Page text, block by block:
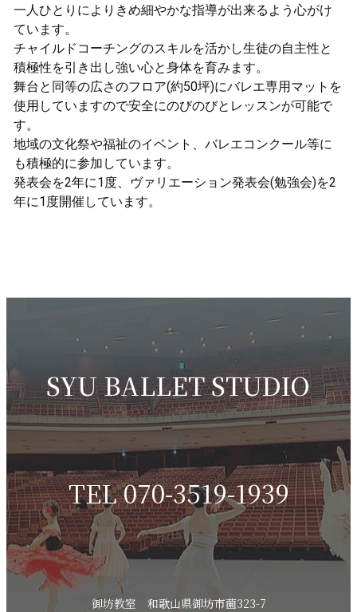
一人ひとりによりきめ細やかな指導が出来るよう心がけ
ています。
チャイルドコーチングのスキルを活かし生徒の自主性と
積極性を引き出し強い心と身体を育みます。
舞台と同等の広さのフロア(約50坪)にバレエ専用マットを
使用していますので安全にのびのびとレッスンが可能で
す。
地域の文化祭や福祉のイベント、バレエコンクール等に
も積極的に参加しています。
発表会を2年に1度、ヴァリエーション発表会(勉強会)を2
年に1度開催しています。
SYU BALLET STUDIO
TEL 070-3519-1939
御坊教室 和歌山県御坊市薗323-7